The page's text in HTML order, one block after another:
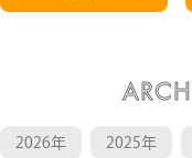
2026年 2025年